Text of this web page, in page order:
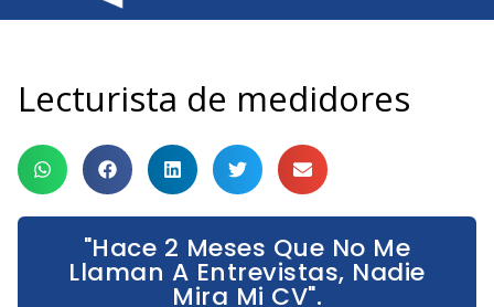
Lecturista de medidores
"Hace 2 Meses Que No Me
Llaman A Entrevistas, Nadie
Mira Mi CV".